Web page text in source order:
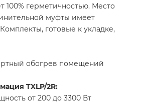
100% герметичностью. Место
муфты имеет
готовые к укладке,
обогрев помещений
TXLP/2R:
от 200 до 3300 Вт